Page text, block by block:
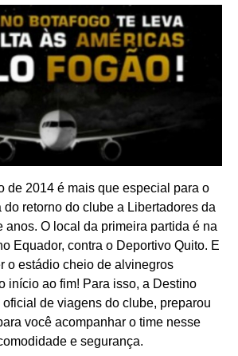
de 2014 é mais que especial para o
do retorno do clube a Libertadores da
anos. O local da primeira partida é na
Equador, contra o Deportivo Quito. E
o estádio cheio de alvinegros
início ao fim! Para isso, a Destino
de viagens do clube, preparou
você acompanhar o time nesse
e segurança.